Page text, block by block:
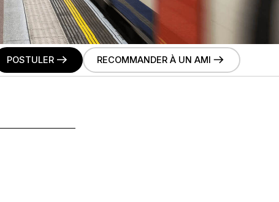
POSTULER RECOMMANDER À UN AMI